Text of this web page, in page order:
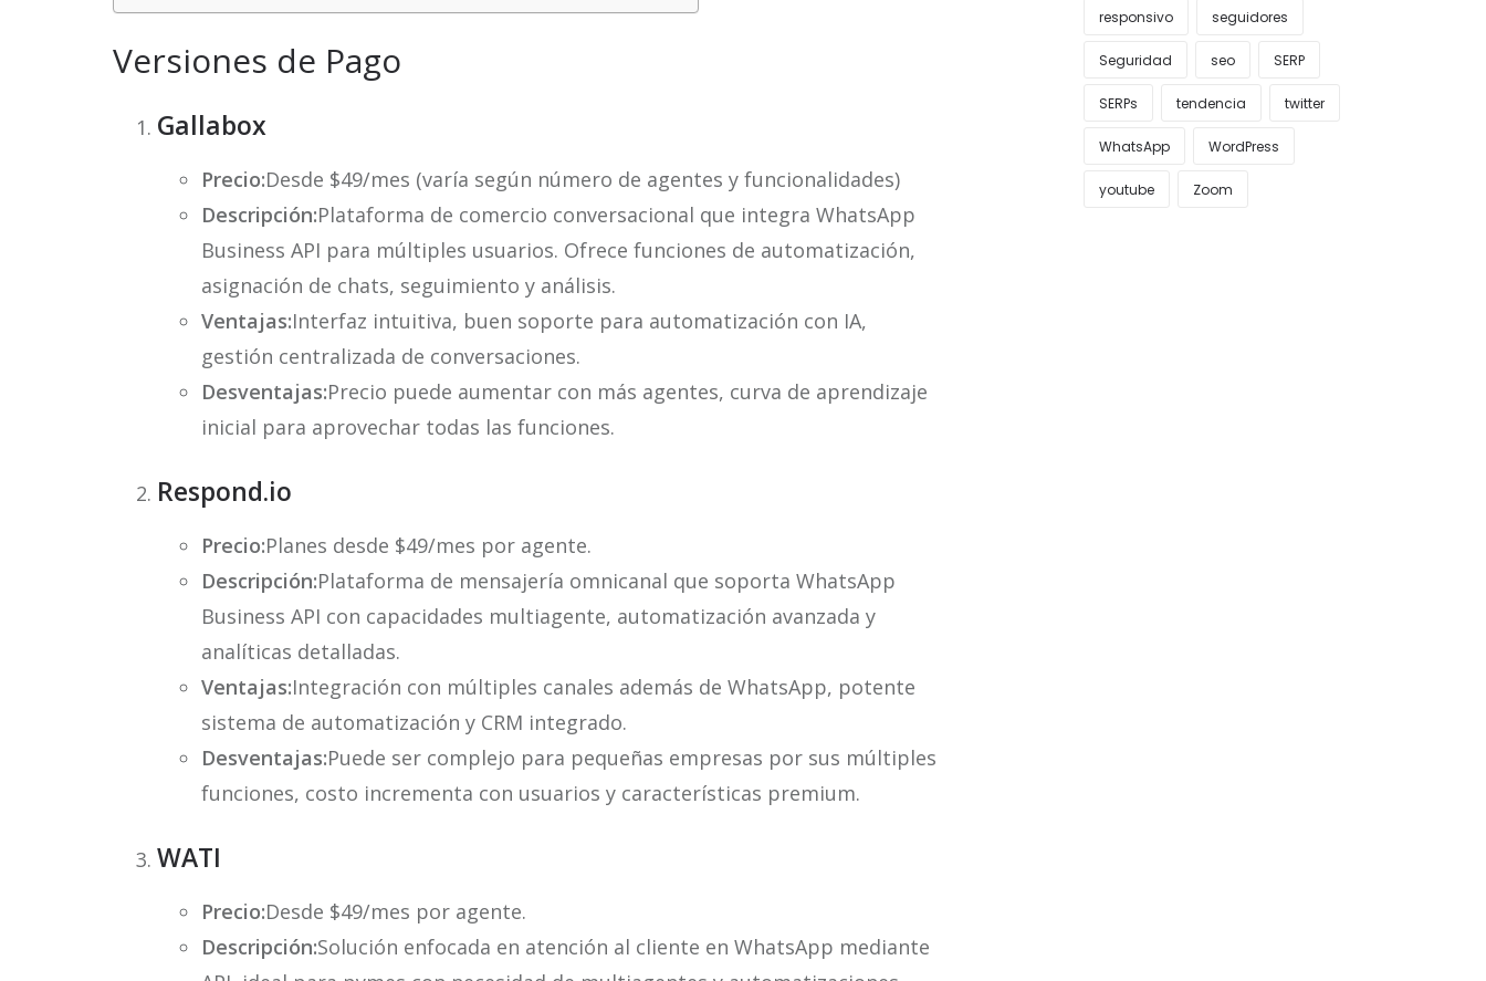
Versiones de Pago
Gallabox
Precio:Desde $49/mes (varía según número de agentes y funcionalidades)
Descripción:Plataforma de comercio conversacional que integra WhatsApp
Business API para múltiples usuarios. Ofrece funciones de automatización,
asignación de chats, seguimiento y análisis.
Ventajas:Interfaz intuitiva, buen soporte para automatización con IA,
gestión centralizada de conversaciones.
Desventajas:Precio puede aumentar con más agentes, curva de aprendizaje
inicial para aprovechar todas las funciones.
Respond.io
Precio:Planes desde $49/mes por agente.
Descripción:Plataforma de mensajería omnicanal que soporta WhatsApp
Business API con capacidades multiagente, automatización avanzada y
analíticas detalladas.
Ventajas:Integración con múltiples canales además de WhatsApp, potente
sistema de automatización y CRM integrado.
Desventajas:Puede ser complejo para pequeñas empresas por sus múltiples
funciones, costo incrementa con usuarios y características premium.
WATI
Precio:Desde $49/mes por agente.
Descripción:Solución enfocada en atención al cliente en WhatsApp mediante
responsivo seguidores
Seguridad seo SERP
SERPs tendencia twitter
WhatsApp WordPress
youtube Zoom